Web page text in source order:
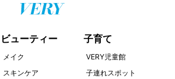
ビューティー
メイク
スキンケア
子育て
VERY児童館
子連れスポット